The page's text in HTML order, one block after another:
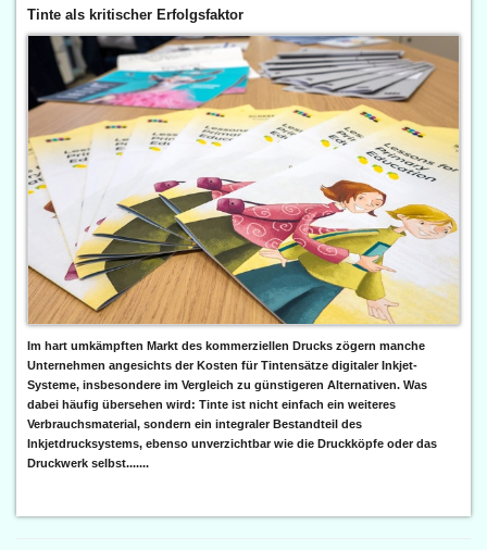
Tinte als kritischer Erfolgsfaktor
Im hart umkämpften Markt des kommerziellen Drucks zögern manche
Unternehmen angesichts der Kosten für Tintensätze digitaler Inkjet-
Systeme, insbesondere im Vergleich zu günstigeren Alternativen. Was
dabei häufig übersehen wird: Tinte ist nicht einfach ein weiteres
Verbrauchsmaterial, sondern ein integraler Bestandteil des
Inkjetdrucksystems, ebenso unverzichtbar wie die Druckköpfe oder das
Druckwerk selbst.......